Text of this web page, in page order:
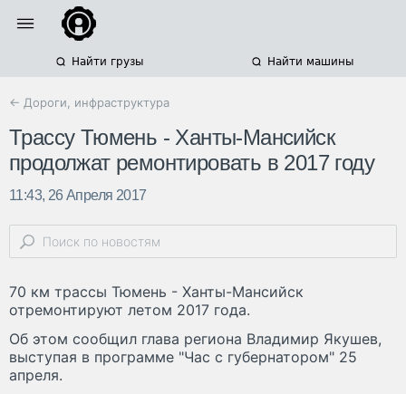
Найти грузы Найти машины
← Дороги, инфраструктура
Трассу Тюмень - Ханты-Мансийск
продолжат ремонтировать в 2017 году
11:43, 26 Апреля 2017
70 км трассы Тюмень - Ханты-Мансийск
отремонтируют летом 2017 года.
Об этом сообщил глава региона Владимир Якушев,
выступая в программе "Час с губернатором" 25
апреля.